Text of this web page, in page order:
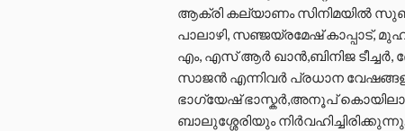
ആക്രി കല്യാണം സിനിമയിൽ
പാലാഴി, സഞ്ജയ്രമേഷ് കാപ്പാട്,
എം, എസ് ആർ ഖാൻ,ബിനിജ
സാജൻ എന്നിവർ പ്രധാന
ഭാഗ്യേഷ് ഭാസ്കർ,അനൂപ്
ബാലുശ്ശേരിയും